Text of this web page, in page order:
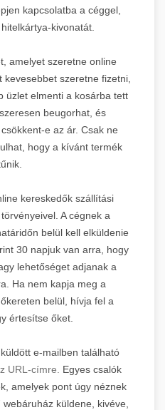
kapcsolatba a céggel,
kivonatát.
amelyet szeretne online
szeretne fizetni,
üzlet elmenti a kosárba tett
beugorhat, és
e az ár. Csak ne
hogy a kívánt termék
kereskedők szállítási
A cégnek a
belül kell elküldenie
30 napjuk van arra, hogy
lehetőséget adjanak a
Ha nem kapja meg a
belül, hívja fel a
értesítse őket.
e-mailben található
URL-címre.
Egyes csalók
amelyek pont úgy néznek
küldene, kivéve,